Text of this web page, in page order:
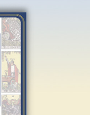
대해, 특히 어릴 적의 상
은 상당히 감상적이 되
이 얼룩덜룩하게 묻어난
고 차분하게 '극복'이란
음에 들었고 와닿았더
다 (스베틀라나 알렉
시절은 지났다. 하지
기에도 그 어느 쟝르에
비추어 그나마 쉽게 서
이후 리스트들을 힘겨
습을 볼 수 있는 느낌이
권(1~18)을 슬쩍 다시
았음. 물론 작가가 다시
등장인물에 혼동이 생기
랬다 저랬다하면서 무한
..C.J. 샌섬의 <수도원의
중에서도 크롬웰은 꽤
롬웰이 안 중요할리가.
수상작 <울프홀>을 읽었
책. 호불호를 떠나서, 문
레비의 <지금이 아니
다. 말하자면 세줄요약